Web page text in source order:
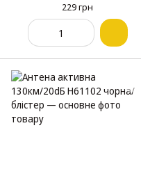
35см
229 грн